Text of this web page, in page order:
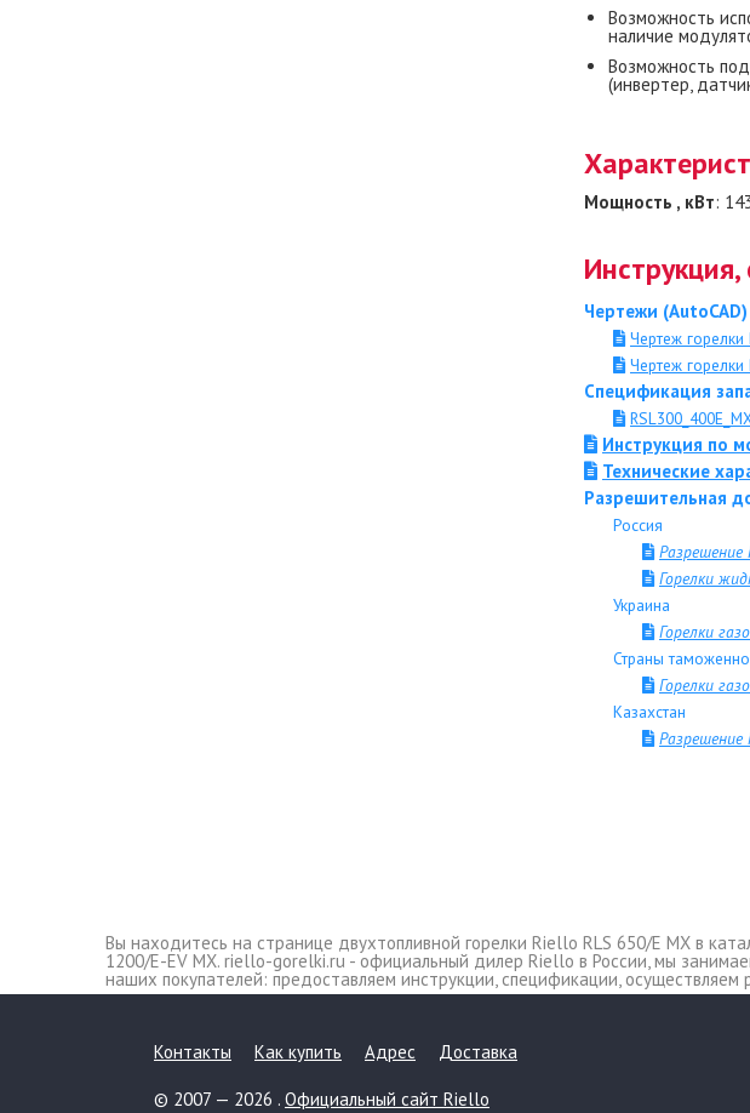
Возможность
наличие
Возможность
(инвертер,
Мощность , кВт:
Чертежи (AutoCAD)
Чертеж
Чертеж
Спецификация
Инструкция по
Технические
Разрешительная
Россия
Разрешение
Горелки
Украина
Горелки
Страны
Горелки
Казахстан
Вы находитесь на странице двухтопливной горелки Riello RLS 650/E MX в
1200/E-EV MX. riello-gorelki.ru - официальный дилер Riello в России, мы
наших покупателей: предоставляем инструкции, спецификации,
Контакты Как купить Адрес Доставка
© 2007 — 2026 . Официальный сайт Riello